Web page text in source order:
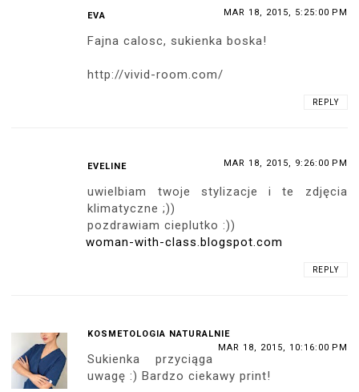
EVA MAR 18, 2015, 5:25:00 PM
Fajna calosc, sukienka boska!
http://vivid-room.com/
REPLY
EVELINE MAR 18, 2015, 9:26:00 PM
uwielbiam twoje stylizacje i te zdjęcia
klimatyczne ;))
pozdrawiam cieplutko :))
woman-with-class.blogspot.com
REPLY
KOSMETOLOGIA NATURALNIE
MAR 18, 2015, 10:16:00 PM
Sukienka przyciąga
uwagę :) Bardzo ciekawy print!